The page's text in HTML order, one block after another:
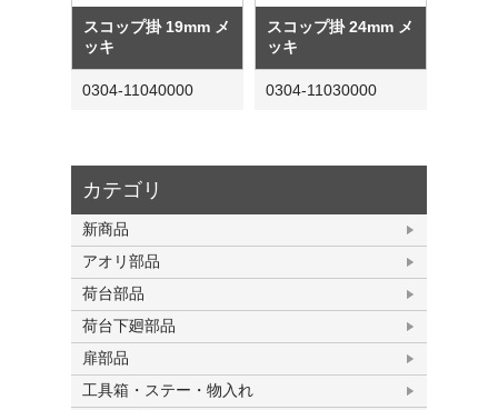
カテゴリ
新商品
アオリ部品
荷台部品
荷台下廻部品
扉部品
工具箱・ステー・物入れ
スコップ掛 19mm メ
ッキ
0304-11040000
スコップ掛 24mm メ
ッキ
0304-11030000